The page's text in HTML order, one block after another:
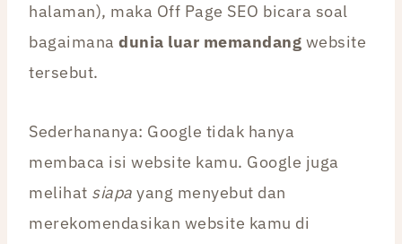
halaman), maka Off Page SEO bicara soal
bagaimana dunia luar memandang website
tersebut.
Sederhananya: Google tidak hanya
membaca isi website kamu. Google juga
melihat siapa yang menyebut dan
merekomendasikan website kamu di